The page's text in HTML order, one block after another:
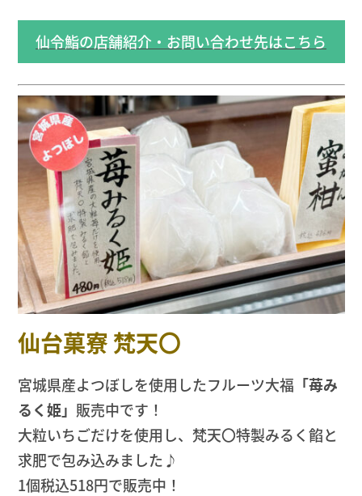
仙令鮨の店舗紹介・お問い合わせ先はこちら
仙台菓寮 梵天〇
宮城県産よつぼしを使用したフルーツ大福 「苺み
るく姫」 販売中です！
大粒いちごだけを使用し、梵天〇特製みるく餡と
求肥で包み込みました♪
1個税込518円で販売中！